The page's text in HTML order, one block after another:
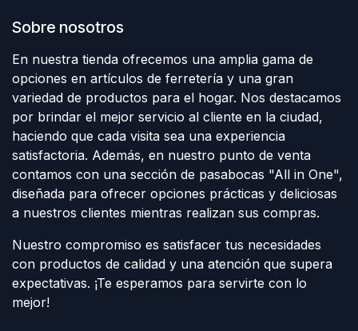
Sobre nosotros
En nuestra tienda ofrecemos una amplia gama de
opciones en artículos de ferretería y una gran
variedad de productos para el hogar. Nos destacamos
por brindar el mejor servicio al cliente en la ciudad,
haciendo que cada visita sea una experiencia
satisfactoria. Además, en nuestro punto de venta
contamos con una sección de pasabocas "All in One",
diseñada para ofrecer opciones prácticas y deliciosas
a nuestros clientes mientras realizan sus compras.
Nuestro compromiso es satisfacer tus necesidades
con productos de calidad y una atención que supera
expectativas. ¡Te esperamos para servirte con lo
mejor!